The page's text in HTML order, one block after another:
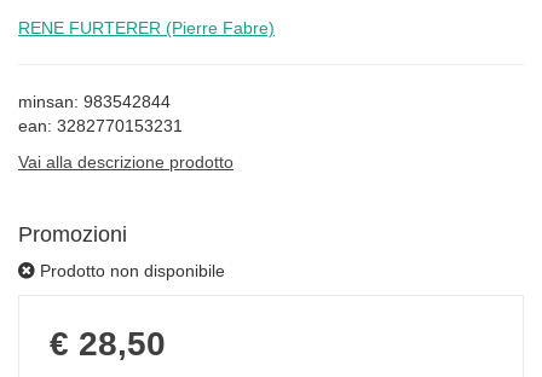
RENE FURTERER (Pierre Fabre)
minsan: 983542844
ean: 3282770153231
Vai alla descrizione prodotto
Promozioni
Prodotto non disponibile
Prezzo
€ 28,50